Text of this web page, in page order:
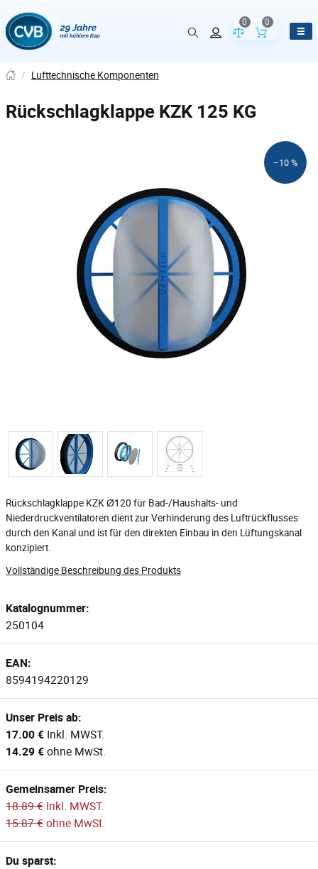
Vergleich der
0
Inhalt des
0
/ Lufttechnische Komponenten
Rückschlagklappe KZK 125 KG
−10 %
Rückschlagklappe KZK Ø120 für Bad-/Haushalts- und
Niederdruckventilatoren dient zur Verhinderung des Luftrückflusses
durch den Kanal und ist für den direkten Einbau in den Lüftungskanal
konzipiert.
Vollständige Beschreibung des Produkts
Katalognummer:
250104
EAN:
8594194220129
Unser Preis ab:
17.00 € Inkl. MWST.
14.29 €ohne MwSt.
Gemeinsamer Preis:
18.89 € Inkl. MWST.
15.87 €ohne MwSt.
Du sparst: